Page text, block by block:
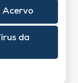
Acervo
da